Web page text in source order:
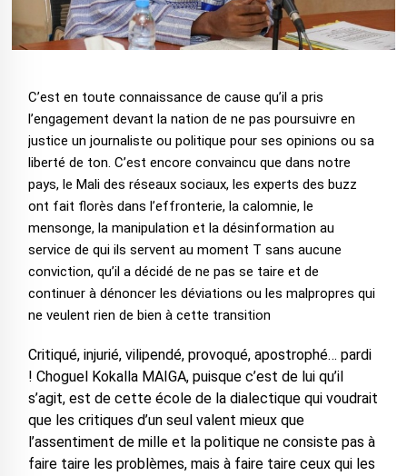
C’est en toute connaissance de cause qu’il a pris
l’engagement devant la nation de ne pas poursuivre en
justice un journaliste ou politique pour ses opinions ou sa
liberté de ton. C’est encore convaincu que dans notre
pays, le Mali des réseaux sociaux, les experts des buzz
ont fait florès dans l’effronterie, la calomnie, le
mensonge, la manipulation et la désinformation au
service de qui ils servent au moment T sans aucune
conviction, qu’il a décidé de ne pas se taire et de
continuer à dénoncer les déviations ou les malpropres qui
ne veulent rien de bien à cette transition
Critiqué, injurié, vilipendé, provoqué, apostrophé… pardi
! Choguel Kokalla MAIGA, puisque c’est de lui qu’il
s’agit, est de cette école de la dialectique qui voudrait
que les critiques d’un seul valent mieux que
l’assentiment de mille et la politique ne consiste pas à
faire taire les problèmes, mais à faire taire ceux qui les